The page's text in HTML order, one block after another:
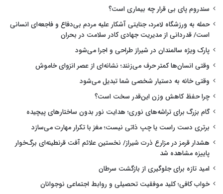
سندروم پای بی قرار چه بیماری است؟
حمله به ورزشگاه لامرد، جنایتی آشکار علیه مردم بی‌دفاع و فاجعه‌ای انسانی
است/ قدردانی از مدیریت جهادی کادر سلامت در بحران
پارک ویژه سالمندان در شیراز طراحی و اجرا می‌شود
وقتی انسان‌ها کمتر حرف می‌زنند؛ نشانه‌ای از عصر انزوای خاموش
وقتی خانه به دستیار شخصی شما تبدیل می‌شود
چرا حفظ کاهش وزن این‌قدر سخت است؟
گام بزرگ برای تراشه‌های نوری؛ هدایت نور بدون ساختارهای پیچیده
برتری دست راست یا چپ ذاتی نیست؛ مغز با تکرار مهارت می‌سازد
هشدار قرمز در مزارع ذرت شیراز/ نخستین علائم آفت قرنطینه‌ای برگ‌خوار
پاییزه مشاهده شد
امید تازه برای جلوگیری از بازگشت سرطان
خواب کافی؛ کلید موفقیت تحصیلی و روابط اجتماعی نوجوانان